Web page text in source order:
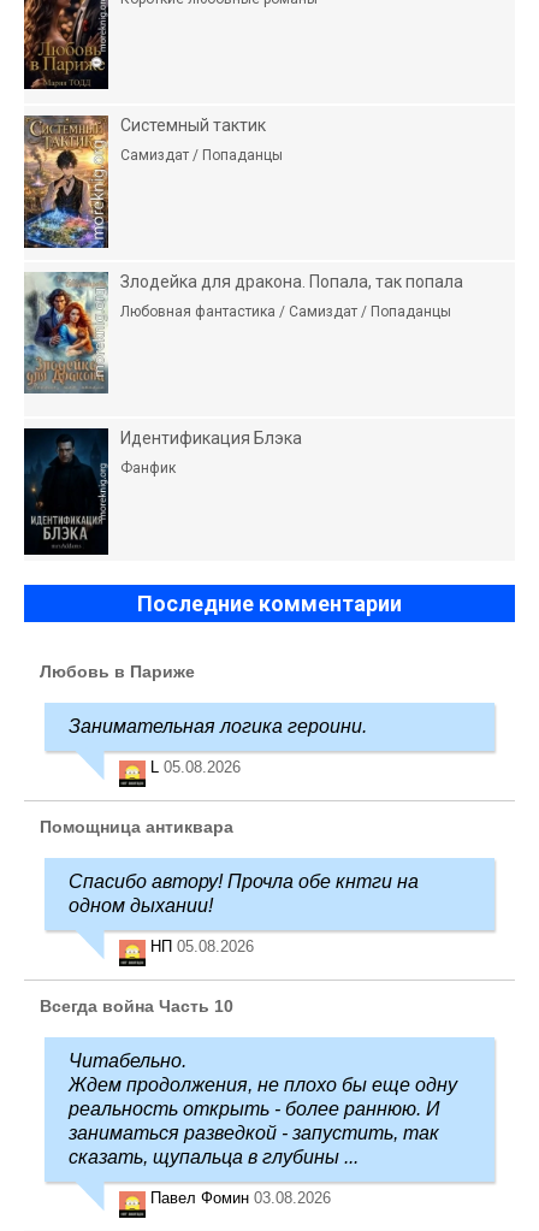
Системный тактик
Самиздат / Попаданцы
Злодейка для дракона. Попала, так попала
Любовная фантастика / Самиздат / Попаданцы
Идентификация Блэка
Фанфик
Последние комментарии
Любовь в Париже
Занимательная логика героини.
L 05.08.2026
Помощница антиквара
Спасибо автору! Прочла обе кнтги на
одном дыхании!
НП 05.08.2026
Всегда война Часть 10
Читабельно.
Ждем продолжения, не плохо бы еще одну
реальность открыть - более раннюю. И
заниматься разведкой - запустить, так
сказать, щупальца в глубины ...
Павел Фомин 03.08.2026